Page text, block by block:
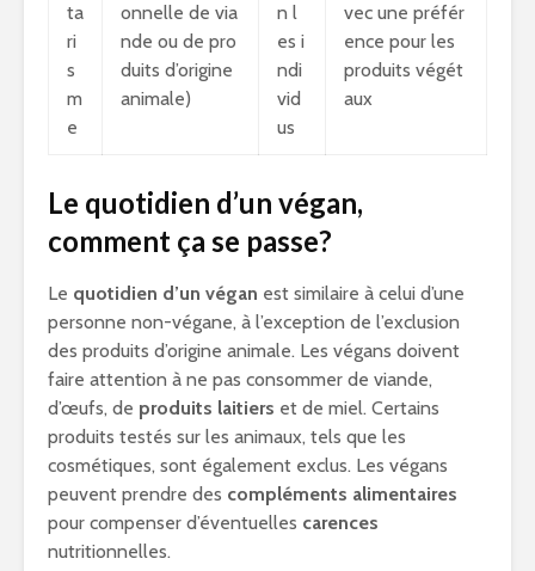
ta
ri
s
m
e
onnelle de via
nde ou de pro
duits d’origine
animale)
n l
es i
ndi
vid
us
vec une préfér
ence pour les
produits végét
aux
Le quotidien d’un végan,
comment ça se passe?
Le quotidien d’un végan est similaire à celui d’une
personne non-végane, à l’exception de l’exclusion
des produits d’origine animale. Les végans doivent
faire attention à ne pas consommer de viande,
d’œufs, de produits laitiers et de miel. Certains
produits testés sur les animaux, tels que les
cosmétiques, sont également exclus. Les végans
peuvent prendre des compléments alimentaires
pour compenser d’éventuelles carences
nutritionnelles.